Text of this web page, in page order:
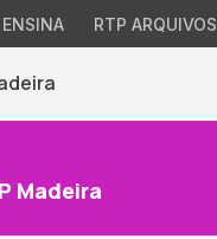
RTP ARQUIVOS
Madeira